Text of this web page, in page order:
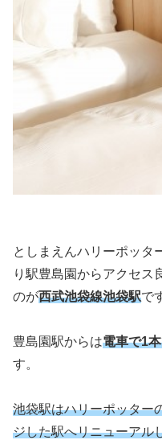
としまえんハリーポッタ
り駅豊島園からアクセス
のが西武池袋線池袋駅で
豊島園駅からは電車で1
す。
池袋駅はハリーポッター
ジした駅へリニューアル